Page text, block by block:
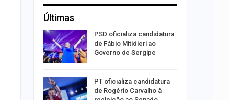
Últimas
PSD oficializa candidatura
de Fábio Mitidieri ao
Governo de Sergipe
PT oficializa candidatura
de Rogério Carvalho à